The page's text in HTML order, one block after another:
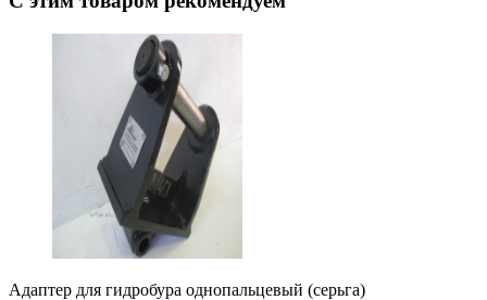
Адаптер для гидробура однопальцевый (серьга)